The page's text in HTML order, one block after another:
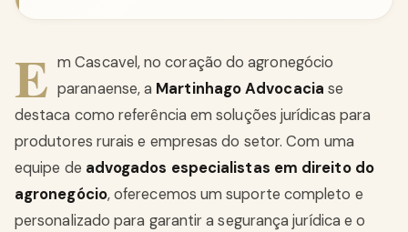
E m Cascavel, no coração do agronegócio
paranaense, a Martinhago Advocacia se
destaca como referência em soluções jurídicas para
produtores rurais e empresas do setor. Com uma
equipe de advogados especialistas em direito do
agronegócio, oferecemos um suporte completo e
personalizado para garantir a segurança jurídica e o